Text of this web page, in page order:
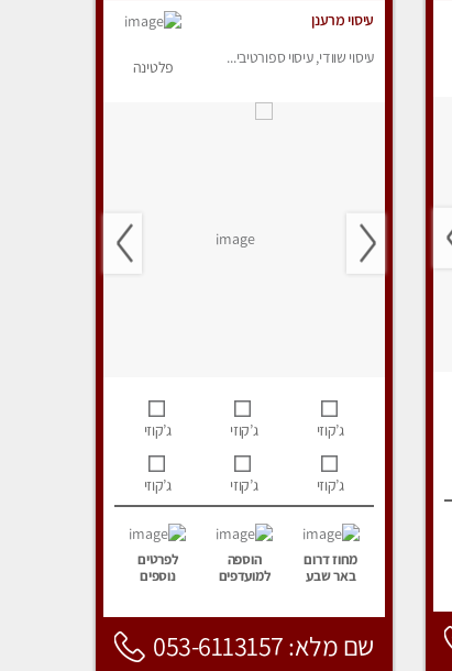
עיסוי מרענן
עיסוי שוודי, עיסוי ספורטיבי...
פלטינה
ג’קוזי ג’קוזי ג’קוזי
ג’קוזי ג’קוזי ג’קוזי
מחוז דרום
באר שבע
הוספה
למועדפים
לפרטים
נוספים
שם מלא: 053-6113157